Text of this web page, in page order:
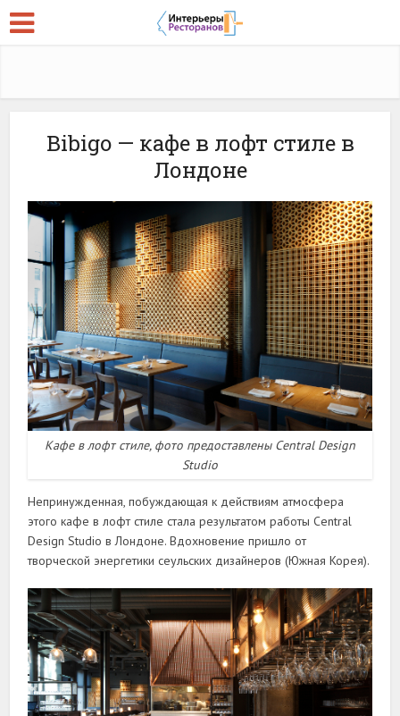
Bibigo — кафе в лофт стиле в
Лондоне
Кафе в лофт стиле, фото предоставлены Central Design
Studio
Непринужденная, побуждающая к действиям атмосфера
этого кафе в лофт стиле стала результатом работы Central
Design Studio в Лондоне. Вдохновение пришло от
творческой энергетики сеульских дизайнеров (Южная Корея).